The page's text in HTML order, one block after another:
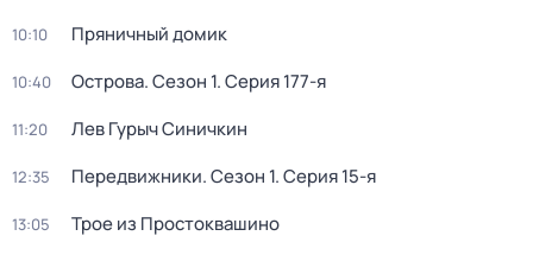
10:10 Пряничный домик
10:40 Острова. Сезон 1. Серия 177-я
11:20 Лев Гурыч Синичкин
12:35 Передвижники. Сезон 1. Серия 15-я
13:05 Трое из Простоквашино